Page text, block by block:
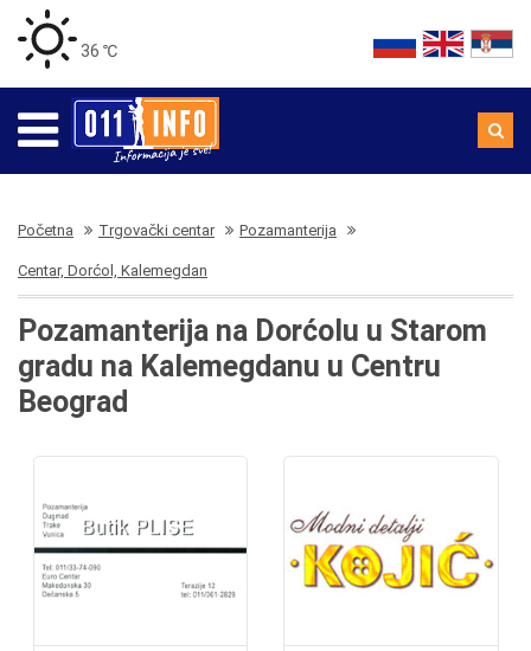
36 ℃
Početna Trgovački centar Pozamanterija
Centar, Dorćol, Kalemegdan
Pozamanterija na Dorćolu u Starom
gradu na Kalemegdanu u Centru
Beograd